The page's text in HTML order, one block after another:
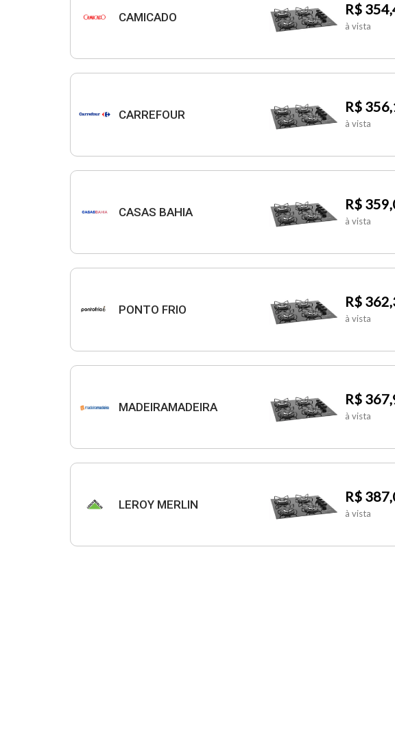
CAMICADO R$
à vista
CARREFOUR R$
à vista
CASAS BAHIA R$
à vista
PONTO FRIO R$
à vista
MADEIRAMADEIRA R$
à vista
LEROY MERLIN R$
à vista